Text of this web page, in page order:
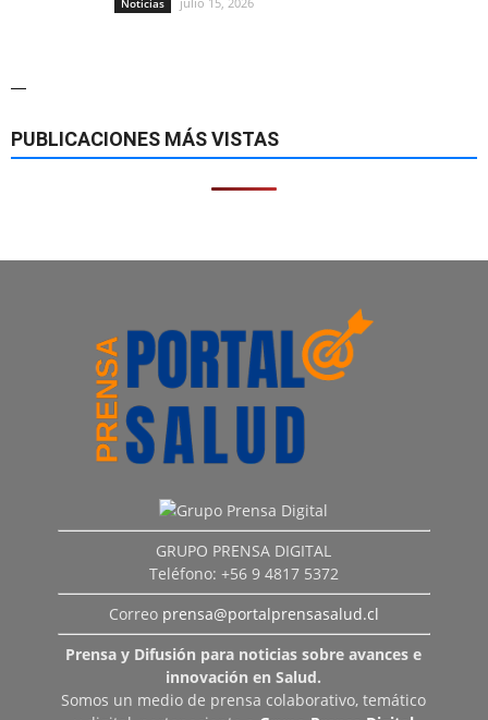
Noticias
—
PUBLICACIONES MÁS VISTAS
GRUPO PRENSA DIGITAL
Teléfono: +56 9 4817 5372
Correo prensa@portalprensasalud.cl
Prensa y Difusión para noticias sobre avances e
innovación en Salud.
Somos un medio de prensa colaborativo, temático